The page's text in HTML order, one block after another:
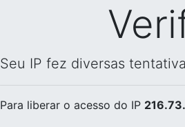
Seu IP fez diversas
Para liberar o acesso do IP